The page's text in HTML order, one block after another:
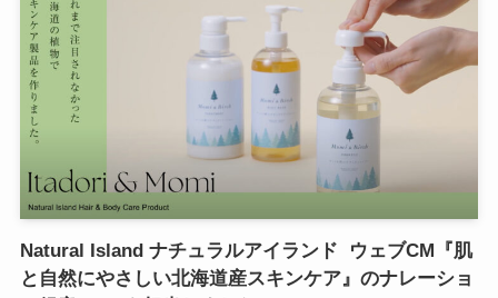
Natural Island ナチュラルアイランド ウェブCM『肌
と自然にやさしい北海道産スキンケア』のナレーショ